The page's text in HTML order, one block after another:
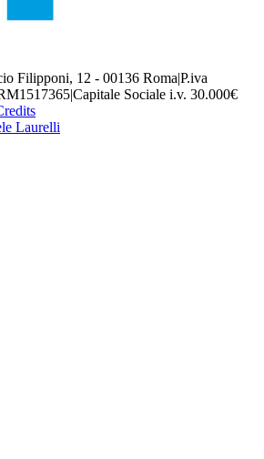
Filipponi, 12 - 00136 Roma|P.iva
|Capitale Sociale i.v. 30.000€
Laurelli